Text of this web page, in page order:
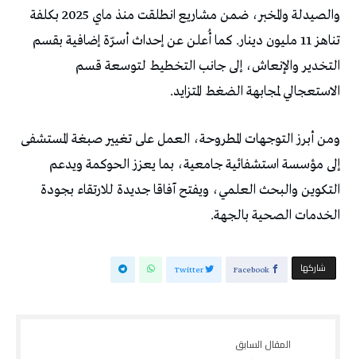
والصيدلة والمخبر، ضمن مشاريع انطلقت منذ ماي 2025 بكلفة
تناهز 11 مليون دينار. كما أُعلن عن إحداث أسرّة إضافية بقسم
التخدير والإنعاش، إلى جانب التخطيط لتوسعة قسم
الاستعجالي لمجابهة الضغط المتزايد.
ومن أبرز التوجهات المطروحة، العمل على تغيير صبغة المستشفى
إلى مؤسسة استشفائية جامعية، بما يعزز الحوكمة ويدعم
التكوين والبحث العلمي، ويفتح آفاقا جديدة للارتقاء بجودة
الخدمات الصحية بالجهة.
‫‫ شاركها‬ Facebook
Twitter